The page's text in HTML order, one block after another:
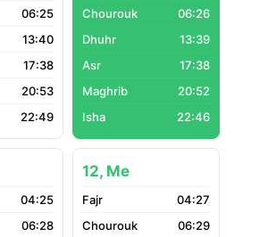
06:25
13:40
17:38
20:53
22:49
06:26
13:39
17:38
20:52
22:46
04:25
06:28
12, Me
04:27
06:29